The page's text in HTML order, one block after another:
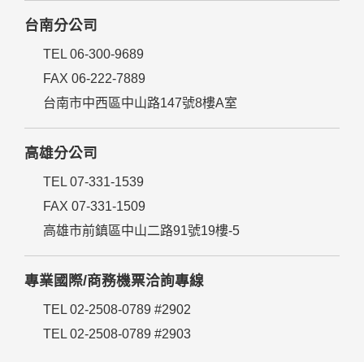
台南分公司
TEL 06-300-9689
FAX 06-222-7889
台南市中西區中山路147號8樓A室
高雄分公司
TEL 07-331-1539
FAX 07-331-1509
高雄市前鎮區中山二路91號19樓-5
專業國際/商務機票洽詢專線
TEL 02-2508-0789 #2902
TEL 02-2508-0789 #2903